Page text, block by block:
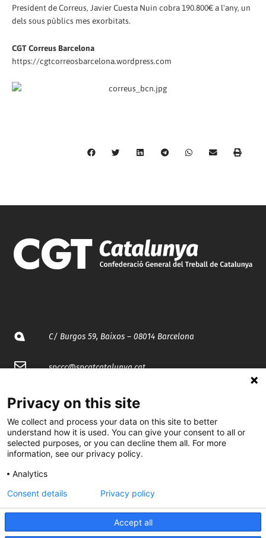
President de Correus, Javier Cuesta Nuin cobra 190.800€ a l'any, un
dels sous públics mes exorbitats.
CGT Correus Barcelona
https://cgtcorreosbarcelona.wordpress.com
C/ Burgos 59, Baixos – 08014 Barcelona
spccc@spcgtcatalunya.cat
@CGTCatalunya
cgtcatalunya
CGTCatalunya
cgtcatalunya
Privacy on this site
We collect and process your data on this site to better
understand how it is used. You can give your consent to all or
selected purposes, or you can decline them all. For more
information, see our privacy policy.
Analytics
Accept all
Consent details Privacy policy